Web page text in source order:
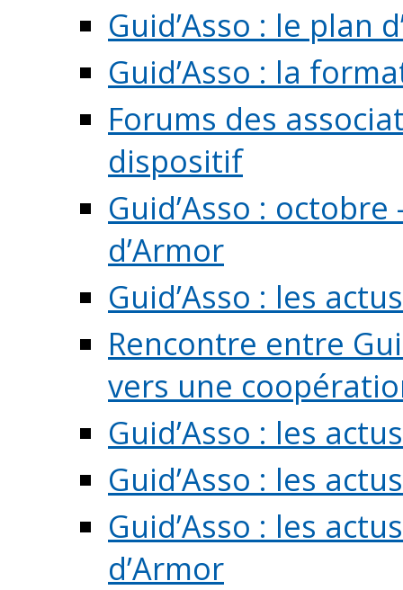
Guid’Asso : le plan
Guid’Asso : la
Forums des
dispositif
Guid’Asso :
d’Armor
Guid’Asso : les
Rencontre entre
vers une
Guid’Asso : les
Guid’Asso : les
Guid’Asso : les
d’Armor